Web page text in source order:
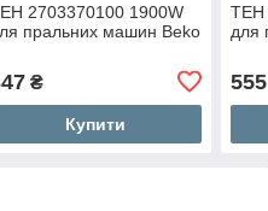
2703370100 1900W
пральних машин Beko
₴
Купити
ТЕН
для
555